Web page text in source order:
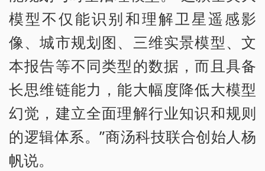
模型不仅能识别和理解卫星遥感影
像、城市规划图、三维实景模型、文
本报告等不同类型的数据，而且具备
长思维链能力，能大幅度降低大模型
幻觉，建立全面理解行业知识和规则
的逻辑体系。”商汤科技联合创始人杨
帆说。